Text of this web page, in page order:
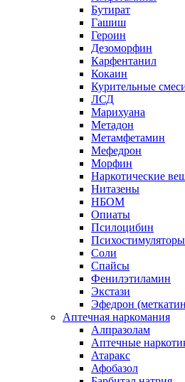
Бутират
Гашиш
Героин
Дезоморфин
Карфентанил
Кокаин
Курительные
ЛСД
Марихуана
Метадон
Метамфетамин
Мефедрон
Морфин
Наркотические
Нитазены
НБОМ
Опиаты
Псилоцибин
Психостимуляторы
Соли
Спайсы
Фенилэтиламин
Экстази
Эфедрон
Аптечная наркомания
Алпразолам
Аптечные
Атаракс
Афобазол